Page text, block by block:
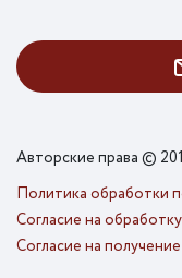
Авторские права ©
Политика обработки
Согласие на
Согласие на